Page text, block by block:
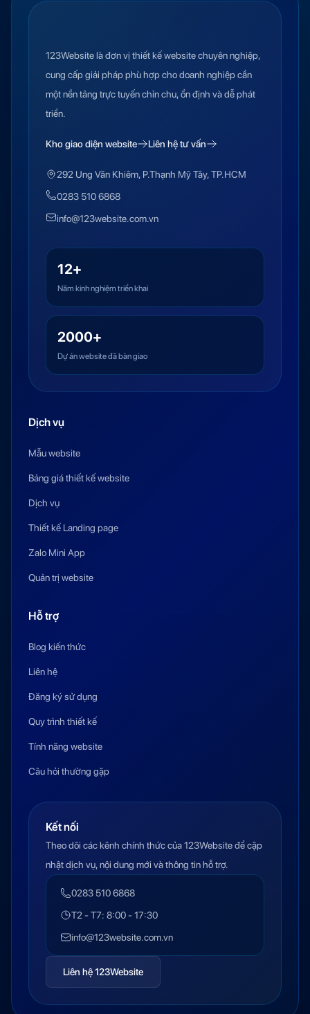
123Website là đơn vị thiết kế website chuyên nghiệp,
cung cấp giải pháp phù hợp cho doanh nghiệp cần
một nền tảng trực tuyến chỉn chu, ổn định và dễ phát
triển.
Kho giao diện website Liên hệ tư vấn
292 Ung Văn Khiêm, P.Thạnh Mỹ Tây, TP.HCM
0283 510 6868
info@123website.com.vn
12+
Năm kinh nghiệm triển khai
2000+
Dự án website đã bàn giao
Dịch vụ
Mẫu website
Bảng giá thiết kế website
Dịch vụ
Thiết kế Landing page
Zalo Mini App
Quản trị website
Hỗ trợ
Blog kiến thức
Liên hệ
Đăng ký sử dụng
Quy trình thiết kế
Tính năng website
Câu hỏi thường gặp
Kết nối
Theo dõi các kênh chính thức của 123Website để cập
nhật dịch vụ, nội dung mới và thông tin hỗ trợ.
0283 510 6868
T2 - T7: 8:00 - 17:30
info@123website.com.vn
Liên hệ 123Website